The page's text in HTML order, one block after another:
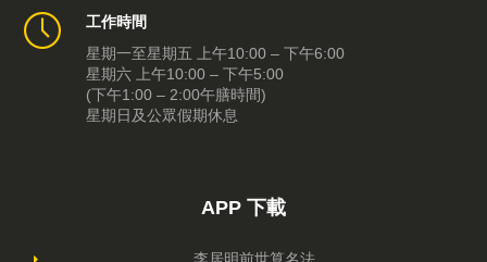
工作時間
星期一至星期五 上午10:00 – 下午6:00
星期六 上午10:00 – 下午5:00
(下午1:00 – 2:00午膳時間)
星期日及公眾假期休息
APP 下載